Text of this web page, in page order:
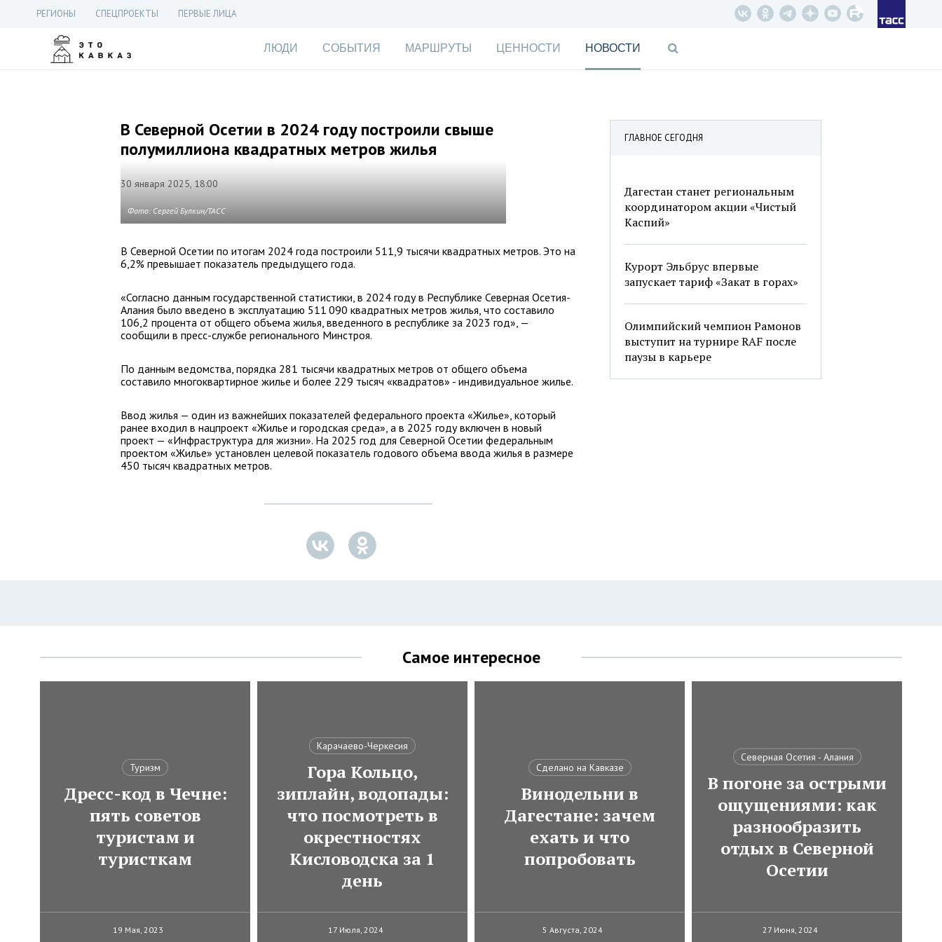
РЕГИОНЫ СПЕЦПРОЕКТЫ ПЕРВЫЕ ЛИЦА
ЛЮДИ СОБЫТИЯ МАРШРУТЫ ЦЕННОСТИ НОВОСТИ
ГЛАВНОЕ СЕГОДНЯ
Дагестан станет региональным
координатором акции «Чистый
Каспий»
Курорт Эльбрус впервые
запускает тариф «Закат в горах»
Олимпийский чемпион Рамонов
выступит на турнире RAF после
паузы в карьере
В Северной Осетии в 2024 году построили свыше
полумиллиона квадратных метров жилья
30 января 2025, 18:00
Фото: Сергей Булкин/ТАСС
В Северной Осетии по итогам 2024 года построили 511,9 тысячи квадратных метров. Это на
6,2% превышает показатель предыдущего года.
«Согласно данным государственной статистики, в 2024 году в Республике Северная Осетия-
Алания было введено в эксплуатацию 511 090 квадратных метров жилья, что составило
106,2 процента от общего объема жилья, введенного в республике за 2023 год», —
сообщили в пресс-службе регионального Минстроя.
По данным ведомства, порядка 281 тысячи квадратных метров от общего объема
составило многоквартирное жилье и более 229 тысяч «квадратов» - индивидуальное жилье.
Ввод жилья — один из важнейших показателей федерального проекта «Жилье», который
ранее входил в нацпроект «Жилье и городская среда», а в 2025 году включен в новый
проект — «Инфраструктура для жизни». На 2025 год для Северной Осетии федеральным
проектом «Жилье» установлен целевой показатель годового объема ввода жилья в размере
450 тысяч квадратных метров.
Самое интересное
Туризм
Дресс-код в Чечне:
пять советов
туристам и
туристкам
19 Мая, 2023
Карачаево-Черкесия
Гора Кольцо,
зиплайн, водопады:
что посмотреть в
окрестностях
Кисловодска за 1
день
17 Июля, 2024
Сделано на Кавказе
Винодельни в
Дагестане: зачем
ехать и что
попробовать
5 Августа, 2024
Северная Осетия - Алания
В погоне за острыми
ощущениями: как
разнообразить
отдых в Северной
Осетии
27 Июня, 2024